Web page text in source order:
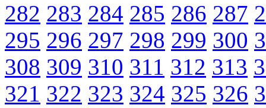
282 283 284 285 286 287
295 296 297 298 299 300
308 309 310 311 312 313
321 322 323 324 325 326